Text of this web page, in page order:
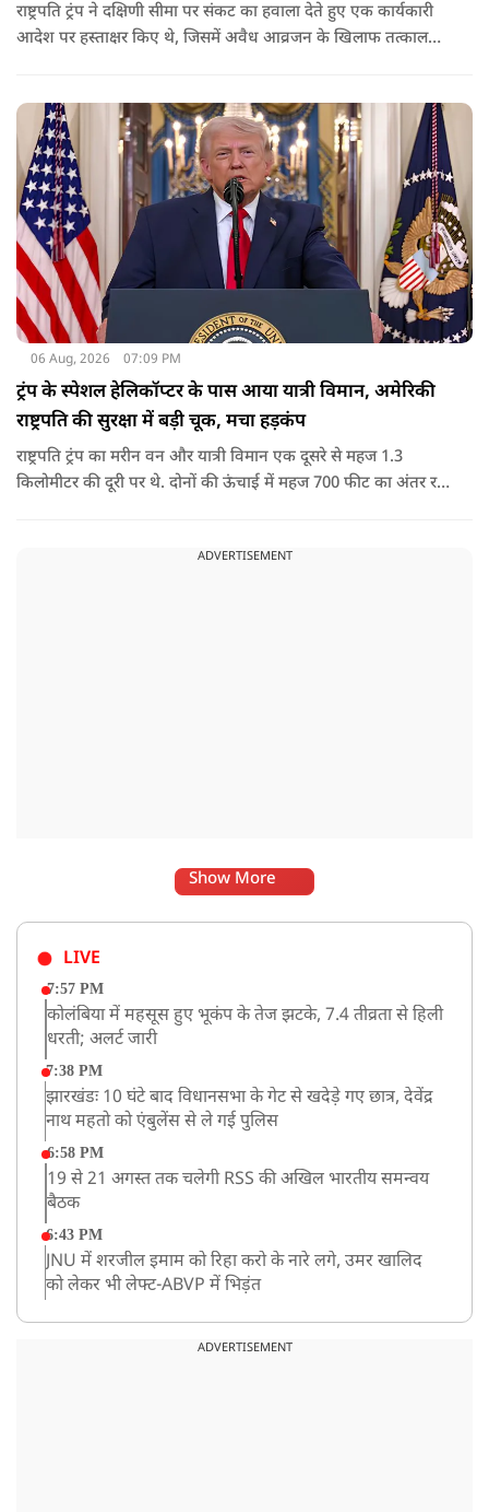
राष्ट्रपति ट्रंप ने दक्षिणी सीमा पर संकट का हवाला देते हुए एक कार्यकारी
आदेश पर हस्ताक्षर किए थे, जिसमें अवैध आव्रजन के खिलाफ तत्काल
06 Aug, 2026 07:09 PM
ट्रंप के स्पेशल हेलिकॉप्टर के पास आया यात्री विमान, अमेरिकी
राष्ट्रपति की सुरक्षा में बड़ी चूक, मचा हड़कंप
राष्ट्रपति ट्रंप का मरीन वन और यात्री विमान एक दूसरे से महज 1.3
किलोमीटर की दूरी पर थे. दोनों की ऊंचाई में महज 700 फीट का अंतर रह
ADVERTISEMENT
Show More
LIVE
7:57 PM
कोलंबिया में महसूस हुए भूकंप के तेज झटके, 7.4 तीव्रता से हिली
धरती; अलर्ट जारी
7:38 PM
झारखंडः 10 घंटे बाद विधानसभा के गेट से खदेड़े गए छात्र, देवेंद्र
नाथ महतो को एंबुलेंस से ले गई पुलिस
6:58 PM
19 से 21 अगस्त तक चलेगी RSS की अखिल भारतीय समन्वय
बैठक
6:43 PM
JNU में शरजील इमाम को रिहा करो के नारे लगे, उमर खालिद
को लेकर भी लेफ्ट-ABVP में भिड़ंत
रांची में विधानसभा के गेट पर पहुंचे प्रदर्शनकारी छात्र, भारी पुलिस
ADVERTISEMENT